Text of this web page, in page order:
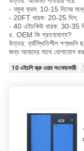
- নমুনা ক্রম: 10-15 দিনের
- 20FT ধারক: 20-25 দিন;
- 40 এইচকিউ ধারক: 30-35
৪. OEM কি গ্রহণযোগ্য?
উত্তর: হ্যাঁস্থিতিশীল পণ্যগুলি
জন্য আমাদের সাথে যোগাযোগ
10 এইচপি স্ক্রু এয়ার সংকোচকারী